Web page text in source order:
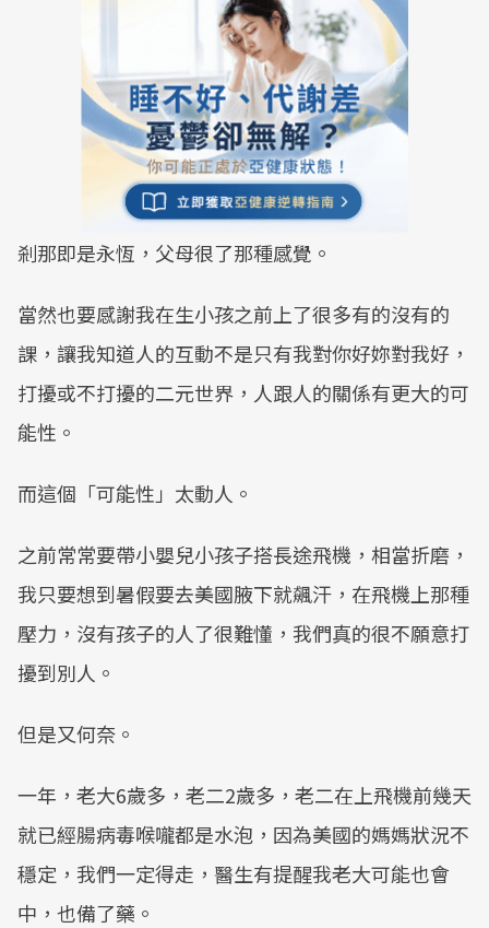
剎那即是永恆，父母很了那種感覺。
當然也要感謝我在生小孩之前上了很多有的沒有的
課，讓我知道人的互動不是只有我對你好妳對我好，
打擾或不打擾的二元世界，人跟人的關係有更大的可
能性。
而這個「可能性」太動人。
之前常常要帶小嬰兒小孩子搭長途飛機，相當折磨，
我只要想到暑假要去美國腋下就飆汗，在飛機上那種
壓力，沒有孩子的人了很難懂，我們真的很不願意打
擾到別人。
但是又何奈。
一年，老大6歲多，老二2歲多，老二在上飛機前幾天
就已經腸病毒喉嚨都是水泡，因為美國的媽媽狀況不
穩定，我們一定得走，醫生有提醒我老大可能也會
中，也備了藥。